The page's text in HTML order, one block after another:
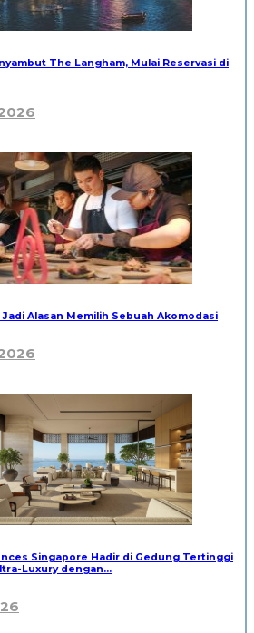
The Langham, Mulai Reservasi di
Alasan Memilih Sebuah Akomodasi
Singapore Hadir di Gedung Tertinggi
Luxury dengan…